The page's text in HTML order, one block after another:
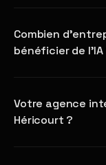
Combien
bénéficier de l'IA
Votre agence
Héricourt ?